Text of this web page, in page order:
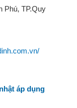
Phú, TP.Quy
áp dụng